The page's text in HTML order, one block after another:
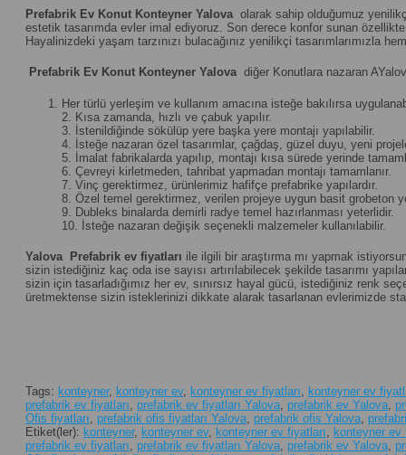
Prefabrik Ev Konut Konteyner Yalova olarak sahip olduğumuz
estetik tasarımda evler imal ediyoruz. Son derece konfor sunan
Hayalinizdeki yaşam tarzınızı bulacağınız yenilikçi tasarımlarımızla
Prefabrik Ev Konut Konteyner Yalovadiğer Konutlara nazaran
Her türlü yerleşim ve kullanım amacına isteğe bakılırsa
2. Kısa zamanda, hızlı ve çabuk yapılır.
3. İstenildiğinde sökülüp yere başka yere montajı yapılabilir.
4. İsteğe nazaran özel tasarımlar, çağdaş, güzel duyu, yeni
5. İmalat fabrikalarda yapılıp, montajı kısa sürede yerinde
6. Çevreyi kirletmeden, tahribat yapmadan montajı tamamlanır.
7. Vinç gerektirmez, ürünlerimiz hafifçe prefabrike yapılardır.
8. Özel temel gerektirmez, verilen projeye uygun basit grobeton
9. Dubleks binalarda demirli radye temel hazırlanması yeterlidir.
10. İsteğe nazaran değişik seçenekli malzemeler kullanılabilir.
YalovaPrefabrik ev fiyatları ile ilgili bir araştırma mı yapmak
sizin istediğiniz kaç oda ise sayısı artırılabilecek şekilde tasarımı
sizin için tasarladığımız her ev, sınırsız hayal gücü, istediğiniz renk
üretmektense sizin isteklerinizi dikkate alarak tasarlanan evlerimizde
Tags: konteyner, konteyner ev, konteyner ev fiyatları
konteyner ev
prefabrik ev fiyatları
prefabrik ev fiyatları Yalova prefabrik ev Yalova
Ofis fiyatları
prefabrik ofis fiyatları Yalova prefabrik ofis Yalova
Etiket(ler): konteyner, konteyner ev, konteyner ev fiyatları
konteyner ev
prefabrik ev fiyatları
prefabrik ev fiyatları Yalova prefabrik ev Yalova